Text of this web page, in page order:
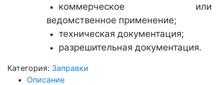
коммерческое или
ведомственное применение;
техническая документация;
разрешительная документация.
Категория: Заправки
Описание